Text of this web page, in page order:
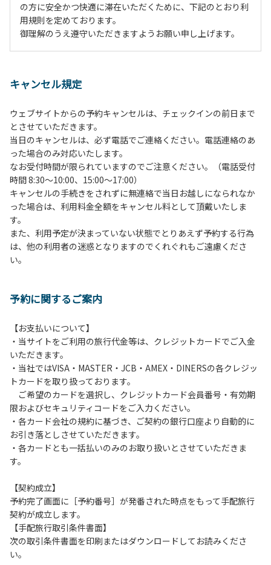
の方に安全かつ快適に滞在いただくために、下記のとおり利
用規則を定めております。
御理解のうえ遵守いただきますようお願い申し上げます。
２、中学生以下だけでの利用はできません。高校生以上の方
３、テントサイト（多目的広場を含む。）の使用は、事前に
予約いただいた方のみで、連泊の方を除き、正午からです。
基本的に、テント1張りにつき1区画の予約をお願いします。
管理棟にてチェックインの手続きを行ってください。午後3
時前にお越しの方は、午後3時になりましたら管理棟にて手
続きを行ってください。午後5時過ぎにお越しの方は、翌朝
手続きを行ってください。
４、車両は、荷物の積み下ろし時以外は、駐車場にとめてく
ださい。
５、チェックアウトは、午前10時まで（日帰り使用の場合は
午後5時まで）です。チェックインの手続きを行っていない
方や使用人数が増えた場合は、必ず手続きを行ってくださ
ら午前10時までの間にゴミステーションに出してください。
は、お持ち帰りをお願いします。
【禁止事項】
カラオケ、発電機、地面での直火による焚き火、キャンプフ
ァイヤー、打ち上げ式花火、テントサウナの設置
【注意事項】
当キャンプ場のそばを流れる歴舟川は、上流で雨が降ると短
時間で増水し、川原で遊んでいると大変危険な状態になりや
すく、過去にも増水により人が流される事故が数件起きてい
（１）川原にテントやタープを張らない。
（２）雨が降ったときは川原で遊ばない。
（３）カムイコタン公園キャンプ場で雨が降らなくても、上
流で雨が降り急に増水することがあるので、水の濁りに注意
し、濁り始めたときには直ちに川原での遊びを中止する。
（４）キャンプ場の管理者や地元住民から川についての注意
キャンセル規定
ウェブサイトからの予約キャンセルは、チェックインの前日まで
とさせていただきます。
当日のキャンセルは、必ず電話でご連絡ください。電話連絡のあ
った場合のみ対応いたします。
なお受付時間が限られていますのでご注意ください。（電話受付
時間 8:30～10:00、15:00～17:00）
キャンセルの手続きをされずに無連絡で当日お越しになられなか
った場合は、利用料金全額をキャンセル料として頂戴いたしま
す。
また、利用予定が決まっていない状態でとりあえず予約する行為
は、他の利用者の迷惑となりますのでくれぐれもご遠慮くださ
い。
予約に関するご案内
【お支払いについて】
・当サイトをご利用の旅行代金等は、クレジットカードでご入金
いただきます。
・当社ではVISA・MASTER・JCB・AMEX・DINERSの各クレジッ
トカードを取り扱っております。
ご希望のカードを選択し、クレジットカード会員番号・有効期
限およびセキュリティコードをご入力ください。
・各カード会社の規約に基づき、ご契約の銀行口座より自動的に
お引き落としさせていただきます。
・各カードとも一括払いのみのお取り扱いとさせていただきま
す。
【契約成立】
予約完了画面に［予約番号］が発番された時点をもって手配旅行
契約が成立します。
【手配旅行取引条件書面】
次の取引条件書面を印刷またはダウンロードしてお読みくださ
い。